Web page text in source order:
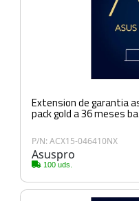
Extension de garantia
pack gold a 36 meses
P/N: ACX15-046410NX
Asuspro
100 uds.